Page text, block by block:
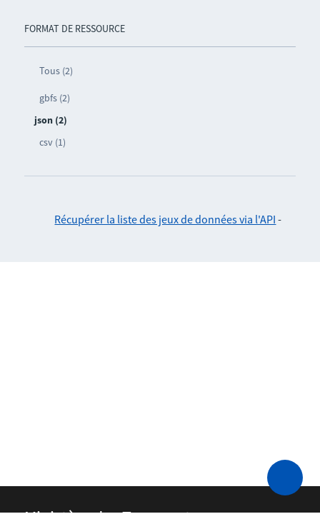
FORMAT DE RESSOURCE
Tous (2)
gbfs (2)
json (2)
csv (1)
Récupérer la liste des jeux de données via l'API -